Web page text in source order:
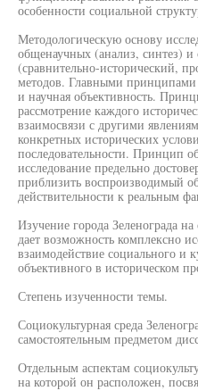
особенности социальной
Методологическую основу
общенаучных (анализ, синтез)
(сравнительно-исторический,
методов. Главными принципами
и научная объективность.
рассмотрение каждого
взаимосвязи с другими
конкретных исторических
последовательности. Принцип
исследование предельно
приблизить воспроизводимый
действительности к реальным
Изучение города Зеленограда
дает возможность комплексно
взаимодействие социального и
объективного в историческом
Степень изученности темы.
Социокультурная среда
самостоятельным предметом
Отдельным аспектам
на которой он расположен,